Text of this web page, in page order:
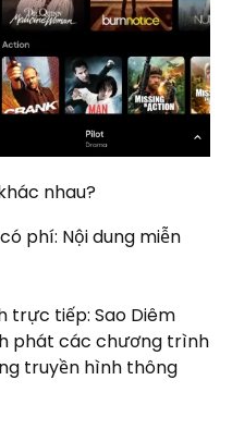
nhau?
phí: Nội dung miễn
trực tiếp: Sao Diêm
phát các chương trình
truyền hình thông